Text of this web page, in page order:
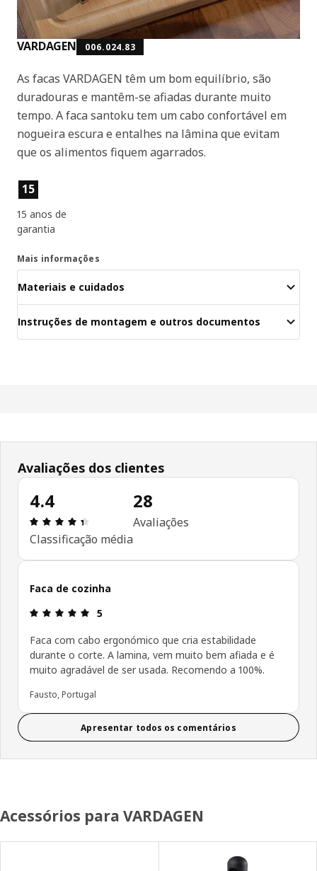
VARDAGEN 006.024.83
As facas VARDAGEN têm um bom equilíbrio, são
duradouras e mantêm-se afiadas durante muito
tempo. A faca santoku tem um cabo confortável em
nogueira escura e entalhes na lâmina que evitam
que os alimentos fiquem agarrados.
Características dos produtos
15
15 anos de
garantia
Mais informações
Materiais e cuidados
Instruções de montagem e outros documentos
Avaliações dos clientes
4.4
Avaliações: 4.4 de 5 estrelas. Total de
Classificação média
28
Avaliações
Faca de cozinha
Avaliações: 5 de 5 estrelas.
5
Faca com cabo ergonómico que cria estabilidade
durante o corte. A lamina, vem muito bem afiada e é
muito agradável de ser usada. Recomendo a 100%.
Fausto, Portugal
Apresentar todos os comentários
Acessórios para VARDAGEN